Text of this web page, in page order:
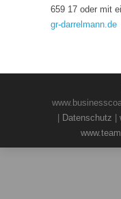
659 17 oder mit
gr-darrelmann.de
Datenschutz